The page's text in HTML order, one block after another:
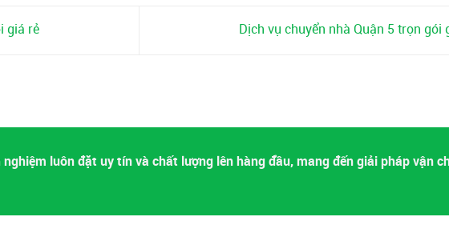
giá rẻ Dịch vụ chuyển nhà Quận 5 trọn gói
luôn đặt uy tín và chất lượng lên hàng đầu, mang đến giải pháp vận